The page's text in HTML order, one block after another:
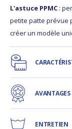
L'astuce PPMC :
petite patte prévue
créer un modèle
AVANTAGES
ENTRETIEN